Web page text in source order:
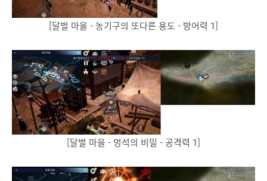
[달벌 마을 - 농기구의 또다른 용도 - 방어력 1]
[달벌 마을 - 멍석의 비밀 - 공격력 1]